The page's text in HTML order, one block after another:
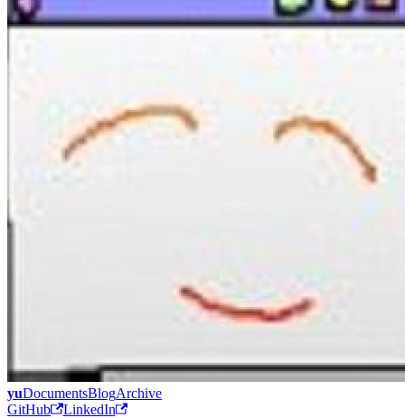
yuDocumentsBlogArchive
GitHub
LinkedIn